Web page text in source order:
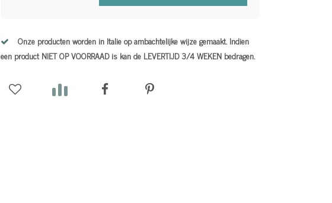
Onze producten worden in Italie op ambachtelijke wijze gemaakt. Indien
een product NIET OP VOORRAAD is kan de LEVERTIJD 3/4 WEKEN bedragen.